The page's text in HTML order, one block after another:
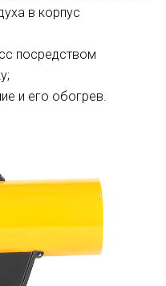
в корпус
посредством
и его обогрев.